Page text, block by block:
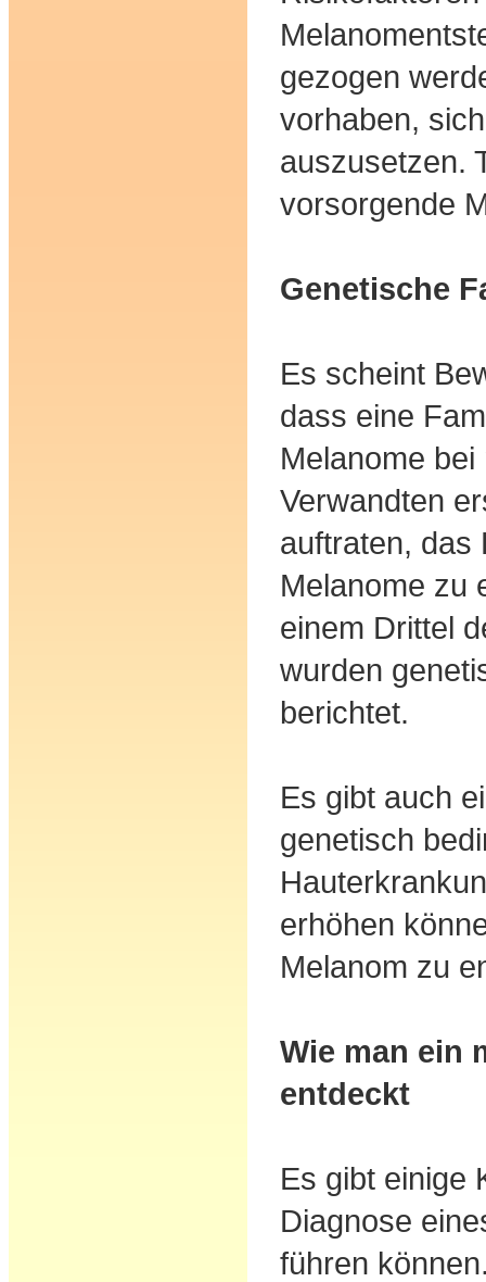
gezogen
vorhaben,
auszusetzen.
vorsorgende
Genetische
Es scheint
dass eine
Melanome
Verwandten
auftraten, das
Melanome zu
einem Drittel
wurden
berichtet.
Es gibt auch
genetisch
erhöhen
Melanom zu
Wie man ein
entdeckt
Es gibt einige
Diagnose
führen